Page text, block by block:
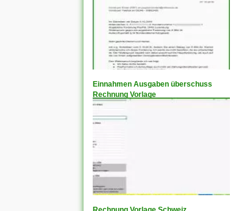
Einnahmen Ausgaben überschuss
Rechnung Vorlage